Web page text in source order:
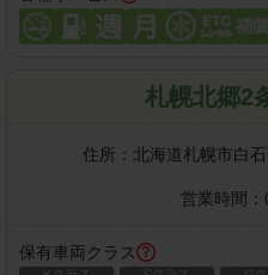
札幌北郷2
住所： 北海道札幌市白
営業時間：
保有車両クラス